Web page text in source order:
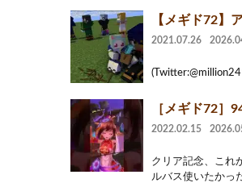
【メギド72】
2021.07.26
［メギド72］
2022.02.15
クリア記念、これ
ルバス使いたかっ